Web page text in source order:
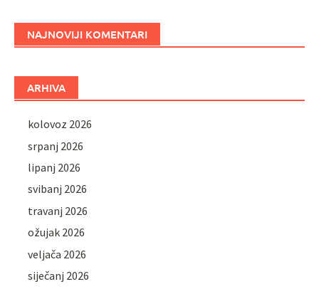
NAJNOVIJI KOMENTARI
ARHIVA
kolovoz 2026
srpanj 2026
lipanj 2026
svibanj 2026
travanj 2026
ožujak 2026
veljača 2026
siječanj 2026